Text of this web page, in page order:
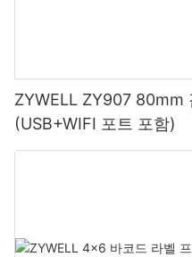
ZYWELL ZY907 80mm
(USB+WIFI 포트 포함)